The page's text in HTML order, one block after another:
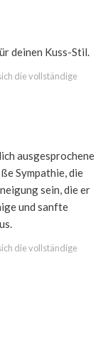
deinen Kuss-Stil.
die vollständige
ausgesprochene
Sympathie, die
sein, die er
und sanfte
die vollständige